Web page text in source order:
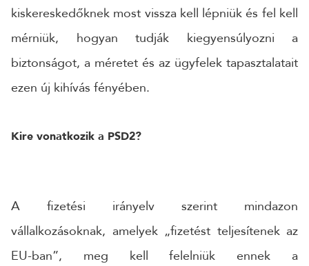
kiskereskedőknek most vissza kell lépniük és fel kell
mérniük, hogyan tudják kiegyensúlyozni a
biztonságot, a méretet és az ügyfelek tapasztalatait
ezen új kihívás fényében.
Kire vonatkozik a PSD2?
A fizetési irányelv szerint mindazon
vállalkozásoknak, amelyek „fizetést teljesítenek az
EU-ban”, meg kell felelniük ennek a